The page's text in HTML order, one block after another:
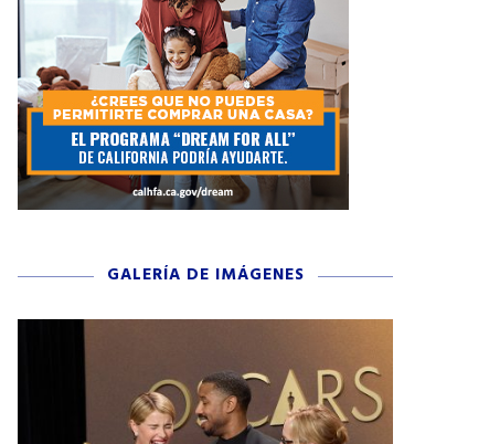
GALERÍA DE IMÁGENES